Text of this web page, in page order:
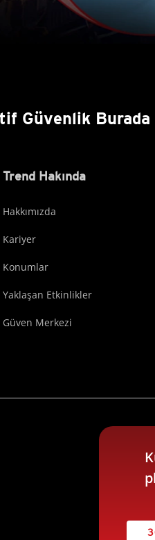
Güvenlik Burada
Trend Hakında
Hakkımızda
Kariyer
Konumlar
Yaklaşan Etkinlikler
Güven Merkezi